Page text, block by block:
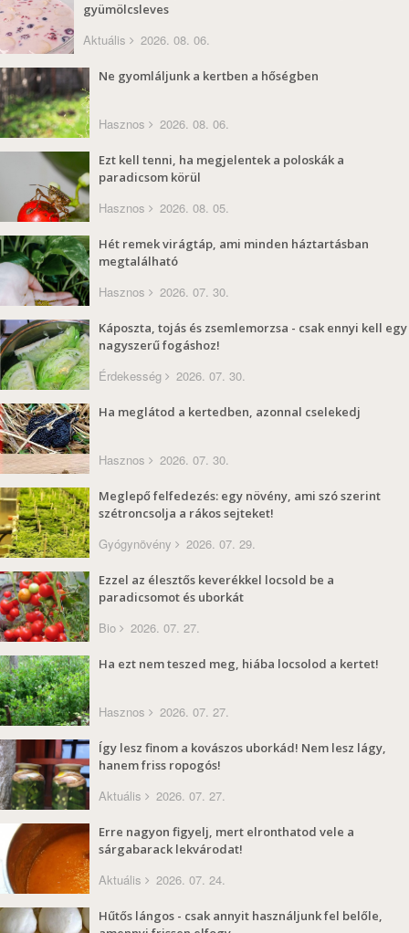
gyümölcsleves
Aktuális 2026. 08. 06.
Ne gyomláljunk a kertben a hőségben
Hasznos 2026. 08. 06.
Ezt kell tenni, ha megjelentek a poloskák a
paradicsom körül
Hasznos 2026. 08. 05.
Hét remek virágtáp, ami minden háztartásban
megtalálható
Hasznos 2026. 07. 30.
Káposzta, tojás és zsemlemorzsa - csak ennyi kell egy
nagyszerű fogáshoz!
Érdekesség 2026. 07. 30.
Ha meglátod a kertedben, azonnal cselekedj
Hasznos 2026. 07. 30.
Meglepő felfedezés: egy növény, ami szó szerint
szétroncsolja a rákos sejteket!
Gyógynövény 2026. 07. 29.
Ezzel az élesztős keverékkel locsold be a
paradicsomot és uborkát
Bio 2026. 07. 27.
Ha ezt nem teszed meg, hiába locsolod a kertet!
Hasznos 2026. 07. 27.
Így lesz finom a kovászos uborkád! Nem lesz lágy,
hanem friss ropogós!
Aktuális 2026. 07. 27.
Erre nagyon figyelj, mert elronthatod vele a
sárgabarack lekvárodat!
Aktuális 2026. 07. 24.
Hűtős lángos - csak annyit használjunk fel belőle,